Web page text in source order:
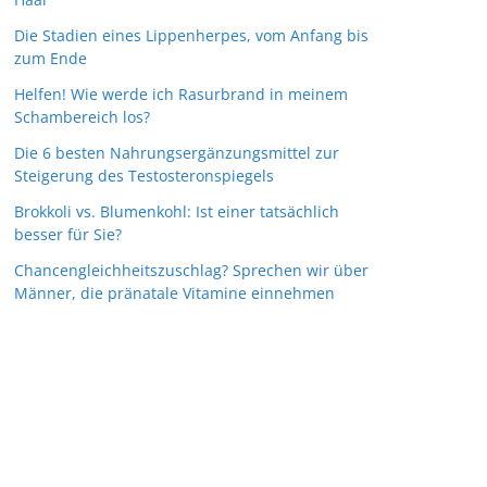
Die Stadien eines Lippenherpes, vom Anfang bis
zum Ende
Helfen! Wie werde ich Rasurbrand in meinem
Schambereich los?
Die 6 besten Nahrungsergänzungsmittel zur
Steigerung des Testosteronspiegels
Brokkoli vs. Blumenkohl: Ist einer tatsächlich
besser für Sie?
Chancengleichheitszuschlag? Sprechen wir über
Männer, die pränatale Vitamine einnehmen